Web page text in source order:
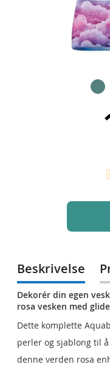
Beskrivelse
Dekorér din egen
rosa vesken med
Dette komplette
perler og sjablong til
denne verden rosa